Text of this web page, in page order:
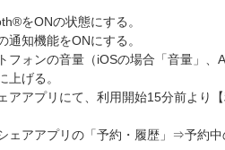
をONの状態にする。
知機能をONにする。
フォンの音量（iOSの場合「音量」、
上げる。
アアプリにて、利用開始15分前より
ェアアプリの「予約・履歴」⇒予約